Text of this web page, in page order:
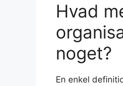
Hvad
noget?
En enkel